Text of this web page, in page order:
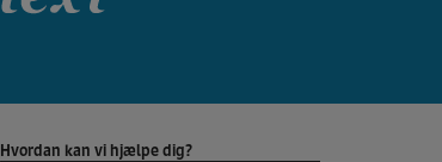
Hvordan kan vi hjælpe dig?